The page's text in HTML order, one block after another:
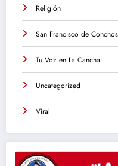
Religión
San Francisco de Conchos
Tu Voz en La Cancha
Uncategorized
Viral